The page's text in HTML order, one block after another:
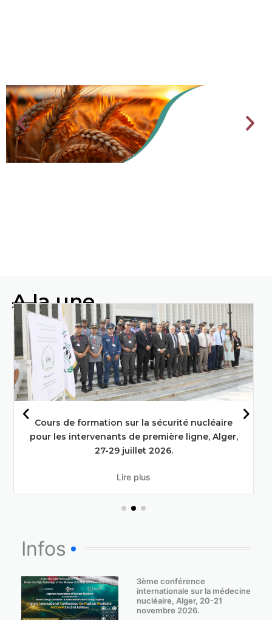
l'agriculture grâce aux techniques
nucléaires : L'engagement de l'Algérie
en faveur des objectifs de
développement durable
En savoir plus
A la une
Cours de formation sur la sécurité nucléaire
pour les intervenants de première ligne, Alger,
27-29 juillet 2026.
Lire plus
Infos
3ème conférence
internationale sur la médecine
nucléaire, Alger, 20-21
novembre 2026.